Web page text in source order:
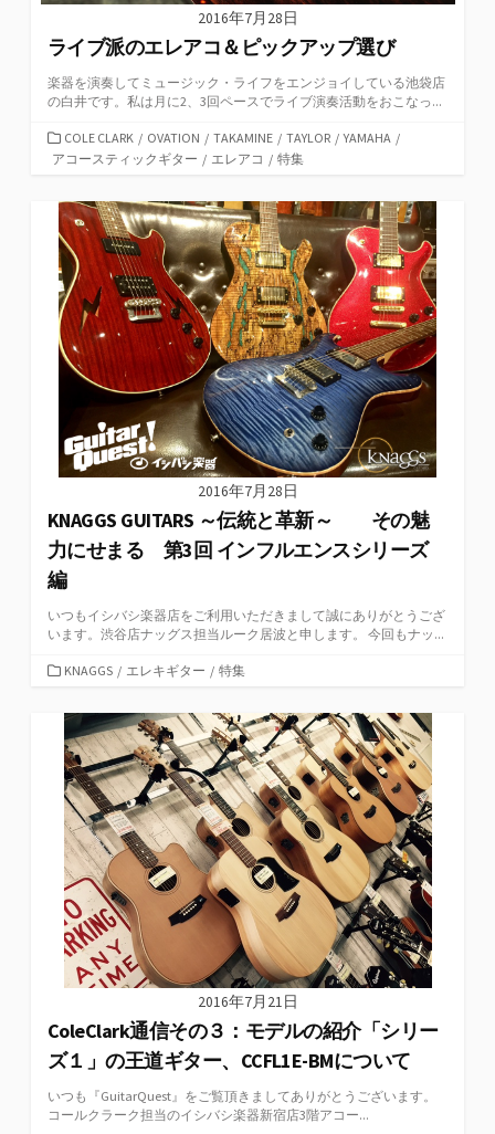
2016年7月28日
ライブ派のエレアコ＆ピックアップ選び
楽器を演奏してミュージック・ライフをエンジョイしている池袋店
の白井です。私は月に2、3回ペースでライブ演奏活動をおこなっ...
カ
テ
リ
ー
COLE CLARK / OVATION / TAKAMINE / TAYLOR / YAMAHA /
アコースティックギター / エレアコ / 特集
2016年7月28日
KNAGGS GUITARS ～伝統と革新～ その魅
力にせまる 第3回 インフルエンスシリーズ
編
いつもイシバシ楽器店をご利用いただきまして誠にありがとうござ
います。渋谷店ナッグス担当ルーク居波と申します。 今回もナッ...
カ
ゴ
ー
KNAGGS / エレキギター / 特集
2016年7月21日
ColeClark通信その３：モデルの紹介「シリー
ズ１」の王道ギター、CCFL1E-BMについて
いつも『GuitarQuest』をご覧頂きましてありがとうございます。
コールクラーク担当のイシバシ楽器新宿店3階アコー...